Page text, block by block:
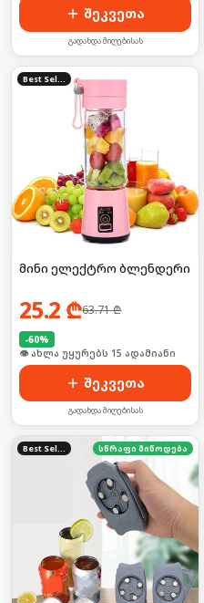
შეკვეთა
გადახდა მიღებისას
Best Seller
მინი ელექტრო ბლენდერი
25.2 ₾63.71₾
-60%
🛒 ბოლო 24სთ-ში იყიდა 22-მა
შეკვეთა
გადახდა მიღებისას
Best Seller სწრაფი მიწოდება